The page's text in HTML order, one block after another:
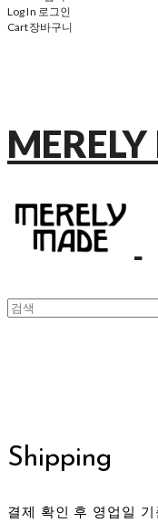
Log In 로그인
Cart장바구니
Shipping
결제 확인 후 영업일